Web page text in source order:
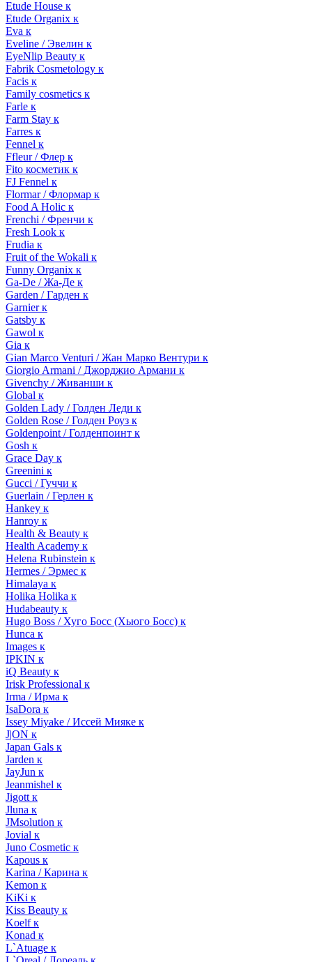
Etude House к
Etude Organix к
Eva к
Eveline / Эвелин к
EyeNlip Beauty к
Fabrik Cosmetology к
Facis к
Family cosmetics к
Farle к
Farm Stay к
Farres к
Fennel к
Ffleur / Флер к
Fito косметик к
FJ Fennel к
Flormar / Флормар к
Food A Holic к
Frenchi / Френчи к
Fresh Look к
Frudia к
Fruit of the Wokali к
Funny Organix к
Ga-De / Жа-Де к
Garden / Гарден к
Garnier к
Gatsby к
Gawol к
Gia к
Gian Marco Venturi / Жан Марко Вентури к
Giorgio Armani / Джорджио Армани к
Givenchy / Живанши к
Global к
Golden Lady / Голден Леди к
Golden Rose / Голден Роуз к
Goldenpoint / Голденпоинт к
Gosh к
Grace Day к
Greenini к
Gucci / Гуччи к
Guerlain / Герлен к
Hankey к
Hanroy к
Health & Beauty к
Health Academy к
Helena Rubinstein к
Hermes / Эрмес к
Himalaya к
Holika Holika к
Hudabeauty к
Hugo Boss / Хуго Босс (Хьюго Босс) к
Hunca к
Images к
IPKIN к
iQ Beauty к
Irisk Professional к
Irma / Ирма к
IsaDora к
Issey Miyake / Иссей Мияке к
J|ON к
Japan Gals к
Jarden к
JayJun к
Jeanmishel к
Jigott к
Jluna к
JMsolution к
Jovial к
Juno Cosmetic к
Kapous к
Karina / Карина к
Kemon к
KiKi к
Kiss Beauty к
Koelf к
Konad к
L`Atuage к